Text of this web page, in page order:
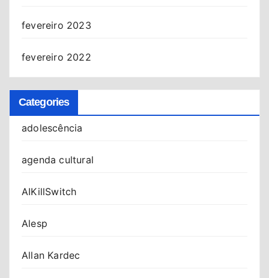
fevereiro 2023
fevereiro 2022
Categories
adolescência
agenda cultural
AIKillSwitch
Alesp
Allan Kardec